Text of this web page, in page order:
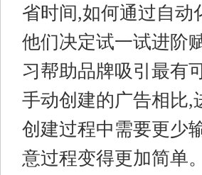
省时间,如何通过自动
他们决定试一试进阶
习帮助品牌吸引最有
手动创建的广告相比,
创建过程中需要更少
意过程变得更加简单。